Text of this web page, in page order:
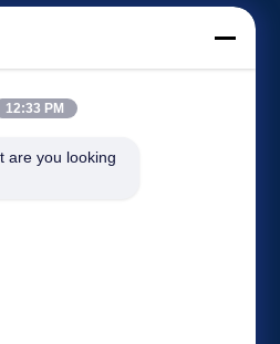
Petición Una cita
12:33 PM
are you looking